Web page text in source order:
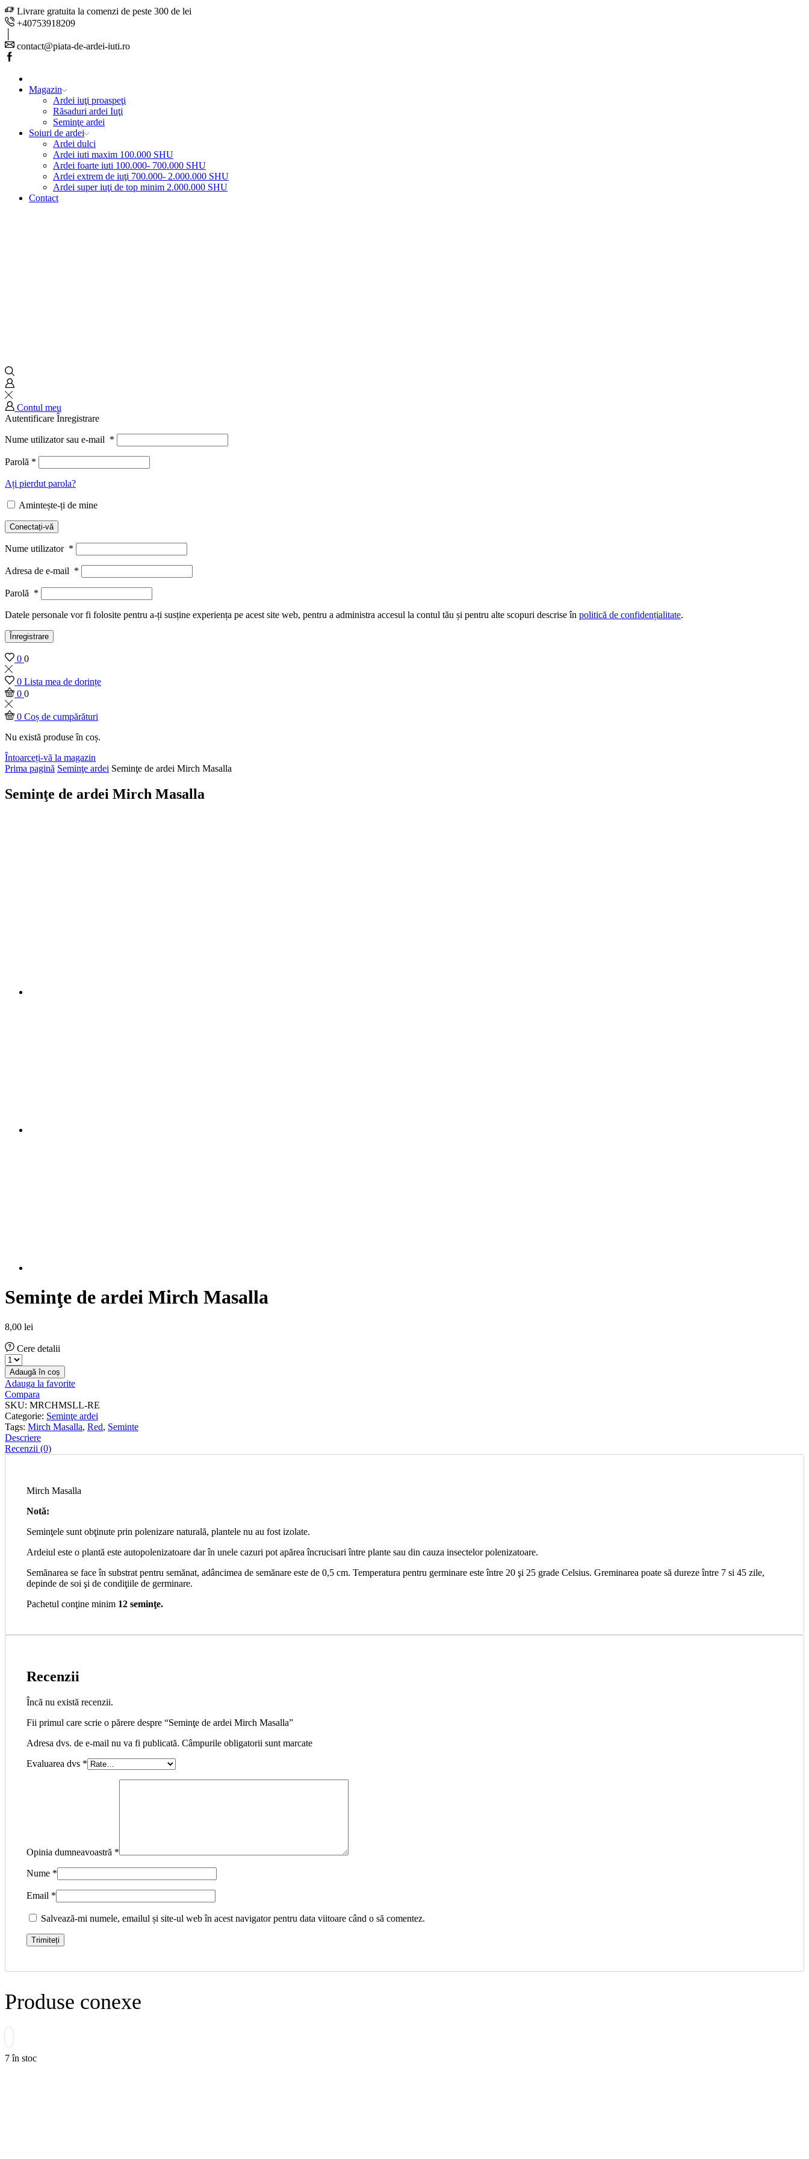
Livrare gratuita la comenzi de peste 300 de lei
+40753918209
contact@piata-de-ardei-iuti.ro
Facebook
Magazin
Ardei iuţi proaspeţi
Răsaduri ardei Iuţi
Seminţe ardei
Soiuri de ardei
Ardei dulci
Ardei iuti maxim 100.000 SHU
Ardei foarte iuti 100.000- 700.000 SHU
Ardei extrem de iuţi 700.000- 2.000.000 SHU
Ardei super iuţi de top minim 2.000.000 SHU
Contact
Contul meu
Autentificare Înregistrare
Nume utilizator sau e-mail *
Parolă *
Ați pierdut parola?
Amintește-ți de mine
Conectați-vă
Nume utilizator *
Adresa de e-mail *
Parolă *
Datele personale vor fi folosite pentru a-ți susține experiența pe acest site web, pentru a administra accesul la contul tău și pentru alte scopuri descrise în politică de confidențialitate.
Înregistrare
0 0
0 Lista mea de dorințe
0 0
0 Coș de cumpărături
Nu există produse în coș.
Întoarceți-vă la magazin
Prima pagină Seminţe ardei Seminţe de ardei Mirch Masalla
Seminţe de ardei Mirch Masalla
Seminţe de ardei Mirch Masalla
8,00 lei
Cere detalii
Seminţe
de
ardei
Mirch
Masalla
cantitate
Adaugă în coș
Adauga la favorite
Compara
SKU: MRCHMSLL-RE
Categorie: Seminţe ardei
Tags: Mirch Masalla, Red, Seminte
Descriere
Recenzii (0)
Mirch Masalla
Notă:
Seminţele sunt obţinute prin polenizare naturală, plantele nu au fost izolate.
Ardeiul este o plantă este autopolenizatoare dar în unele cazuri pot apărea încrucisari între plante sau din cauza insectelor polenizatoare.
Semănarea se face în substrat pentru semănat, adâncimea de semănare este de 0,5 cm. Temperatura pentru germinare este între 20 şi 25 grade Celsius. Greminarea poate să dureze între 7 si 45 zile,
depinde de soi şi de condiţiile de germinare.
Pachetul conţine minim 12 seminţe.
Recenzii
Încă nu există recenzii.
Fii primul care scrie o părere despre “Seminţe de ardei Mirch Masalla”
Adresa dvs. de e-mail nu va fi publicată. Câmpurile obligatorii sunt marcate
Evaluarea dvs *
Opinia dumneavoastră *
Nume *
Email *
Salvează-mi numele, emailul și site-ul web în acest navigator pentru data viitoare când o să comentez.
Produse conexe
7 în stoc